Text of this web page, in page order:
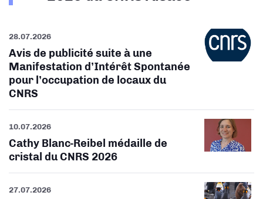
28.07.2026
Avis de publicité suite à une
Manifestation d’Intérêt Spontanée
pour l’occupation de locaux du
CNRS
10.07.2026
Cathy Blanc-Reibel médaille de
cristal du CNRS 2026
27.07.2026